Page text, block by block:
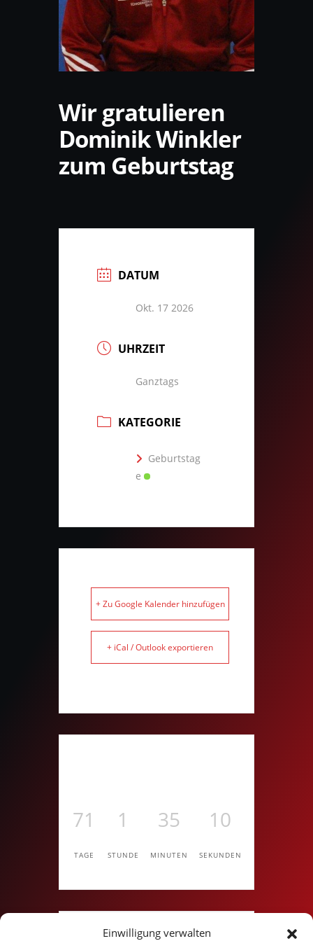
Einwilligung verwalten
Wir gratulieren
Dominik Winkler
zum Geburtstag
DATUM
Okt. 17 2026
UHRZEIT
Ganztags
KATEGORIE
Geburtstag
e
+ Zu Google Kalender hinzufügen
+ iCal / Outlook exportieren
71
TAGE
1
STUNDE
35
MINUTEN
9
SEKUNDEN